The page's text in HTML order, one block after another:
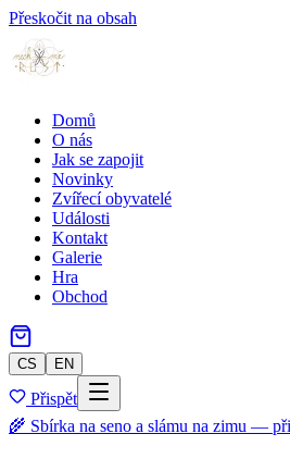
Přeskočit na obsah
Domů
O nás
Jak se zapojit
Novinky
Zvířecí obyvatelé
Události
Kontakt
Galerie
Hra
Obchod
CS EN
Přispět
🌾 Sbírka na seno a slámu na zimu —